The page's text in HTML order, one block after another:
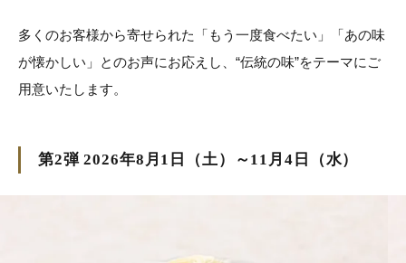
多くのお客様から寄せられた「もう一度食べたい」「あの味
が懐かしい」とのお声にお応えし、“伝統の味”をテーマにご
用意いたします。
第2弾 2026年8月1日（土）～11月4日（水）